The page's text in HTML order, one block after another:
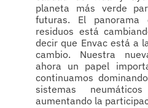
planeta más verde
futuras. El
residuos está
decir que Envac está a
cambio. Nuestra
ahora un papel
continuamos
sistemas
aumentando la